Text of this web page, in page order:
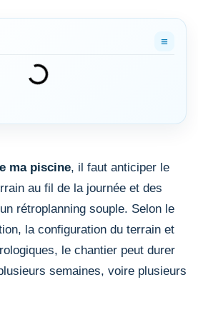
ma piscine, il faut anticiper le
au fil de la journée et des
rétroplanning souple. Selon le
la configuration du terrain et
le chantier peut durer
semaines, voire plusieurs